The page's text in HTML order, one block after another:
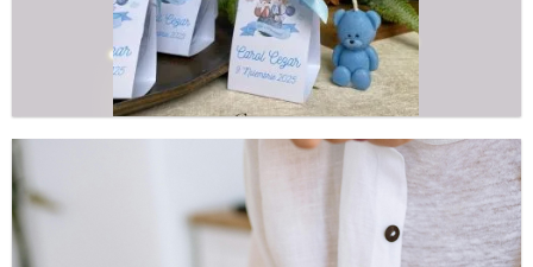
VEZI AICI!